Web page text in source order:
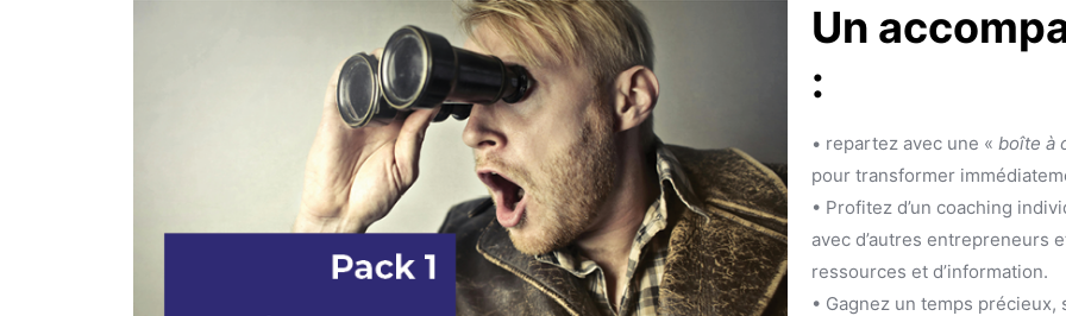
Un
:
• repartez avec une « boîte à
pour transformer
• Profitez d’un coaching
avec d’autres entrepreneurs
ressources et d’information.
• Gagnez un temps